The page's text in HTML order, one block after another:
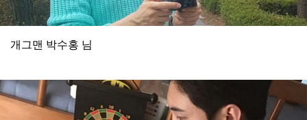
개그맨 박수홍 님